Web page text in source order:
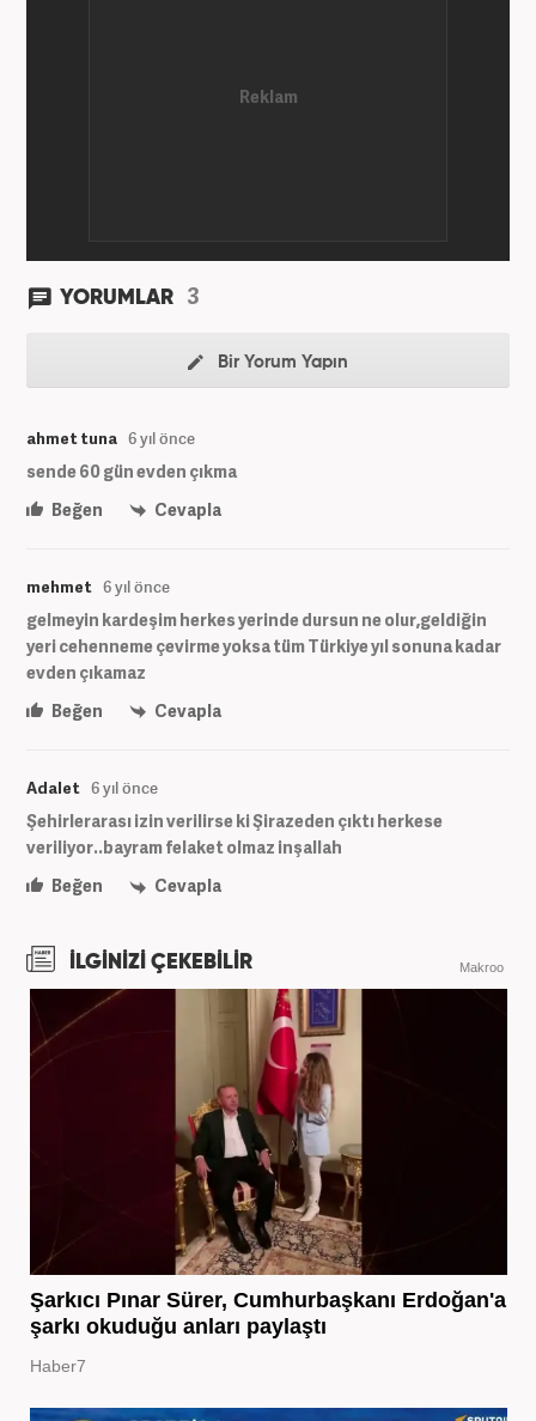
YORUMLAR 3
Bir Yorum Yapın
ahmet tuna 6 yıl önce
sende 60 gün evden çıkma
Beğen
Cevapla
mehmet 6 yıl önce
gelmeyin kardeşim herkes yerinde dursun ne olur,geldiğin
yeri cehenneme çevirme yoksa tüm Türkiye yıl sonuna kadar
evden çıkamaz
Beğen
Cevapla
Adalet 6 yıl önce
Şehirlerarası izin verilirse ki Şirazeden çıktı herkese
veriliyor..bayram felaket olmaz inşallah
Beğen
Cevapla
İLGİNİZİ ÇEKEBİLİR Makroo
Şarkıcı Pınar Sürer, Cumhurbaşkanı Erdoğan'a
şarkı okuduğu anları paylaştı
Haber7